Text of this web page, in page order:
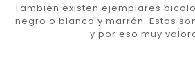
También existen ejemplares
negro o blanco y marrón. Estos
y por eso muy